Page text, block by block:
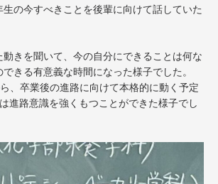
の今すべきことを後輩に向けて話していた
きを聞いて、今の自分にできることは何な
きる有意義な時間になった様子でした。
、卒業後の進路に向けて本格的に動く予定
進路意識を強くもつことができた様子でし